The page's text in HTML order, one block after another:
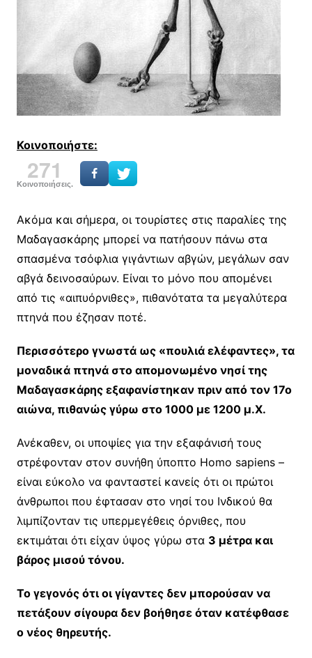
Κοινοποιήστε:
271
Κοινοποιήσεις.
Ακόμα και σήμερα, οι τουρίστες στις παραλίες της
Μαδαγασκάρης μπορεί να πατήσουν πάνω στα
σπασμένα τσόφλια γιγάντιων αβγών, μεγάλων σαν
αβγά δεινοσαύρων. Είναι το μόνο που απομένει
από τις «αιπυόρνιθες», πιθανότατα τα μεγαλύτερα
πτηνά που έζησαν ποτέ.
Περισσότερο γνωστά ως «πουλιά ελέφαντες», τα
μοναδικά πτηνά στο απομονωμένο νησί της
Μαδαγασκάρης εξαφανίστηκαν πριν από τον 17ο
αιώνα, πιθανώς γύρω στο 1000 με 1200 μ.Χ.
Ανέκαθεν, οι υποψίες για την εξαφάνισή τους
στρέφονταν στον συνήθη ύποπτο Homo sapiens –
είναι εύκολο να φανταστεί κανείς ότι οι πρώτοι
άνθρωποι που έφτασαν στο νησί του Ινδικού θα
λιμπίζονταν τις υπερμεγέθεις όρνιθες, που
εκτιμάται ότι είχαν ύψος γύρω στα 3 μέτρα και
βάρος μισού τόνου.
Το γεγονός ότι οι γίγαντες δεν μπορούσαν να
πετάξουν σίγουρα δεν βοήθησε όταν κατέφθασε
ο νέος θηρευτής.